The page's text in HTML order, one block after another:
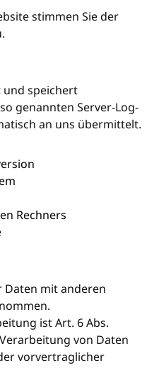
stimmen Sie der
und speichert
genannten Server-Log-
an uns übermittelt.
Rechners
Daten mit anderen
ist Art. 6 Abs.
von Daten
vorvertraglicher